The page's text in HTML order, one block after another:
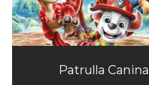
Patrulla Canina